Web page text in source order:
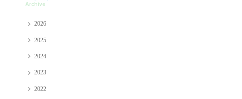
Archive
2026
2025
2024
2023
2022